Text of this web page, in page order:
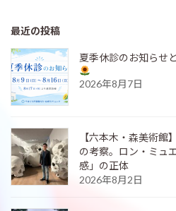
最近の投稿
夏季休診のお知らせ
2026年8月7日
【六本木・森美術館
の考察。ロン・ミュ
感」の正体
2026年8月2日